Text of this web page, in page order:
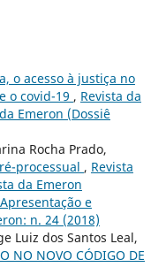
o acesso à justiça no
o covid-19 , Revista da
Emeron (Dossiê
Rocha Prado,
processual , Revista
da Emeron
Apresentação e
n. 24 (2018)
Luiz dos Santos Leal,
NO NOVO CÓDIGO DE